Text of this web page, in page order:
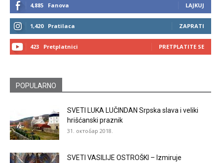
4,885 Fanova LAJKUJ
1,420 Pratilaca ZAPRATI
423 Pretplatnici PRETPLATITE SE
POPULARNO
SVETI LUKA LUČINDAN Srpska slava i veliki
hrišćanski praznik
31. октобар 2018.
SVETI VASILIJE OSTROŠKI – Izmiruje